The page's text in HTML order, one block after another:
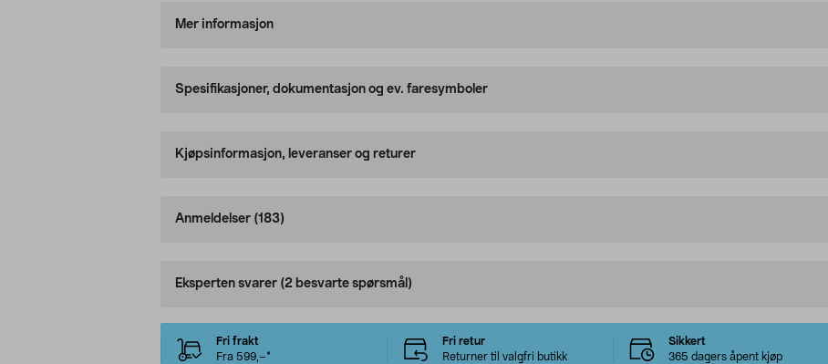
Mer informasjon
Spesifikasjoner, dokumentasjon og ev. faresymboler
Kjøpsinformasjon, leveranser og returer
Anmeldelser (183)
Eksperten svarer (2 besvarte spørsmål)
Fri frakt
Fra 599,–*
Fri retur
Returner til valgfri butikk
Sikkert
365 dagers åpent kjøp